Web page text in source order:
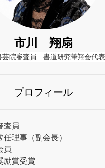
市川 翔扇
芸院審査員　書道研究筆翔会代表
プロフィール
査員
理事（副会長）
員
励賞受賞